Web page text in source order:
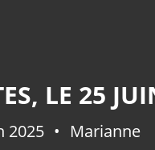
LE 25
2025 Marianne